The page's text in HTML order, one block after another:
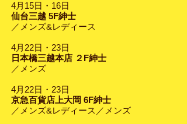
4月15日・16日
仙台三越 5F紳士
／メンズ&レディース
4月22日・23日
日本橋三越本店 ２F紳士
／メンズ
4月22日・23日
京急百貨店上大岡 6F紳士
／メンズ&レディース／メンズ